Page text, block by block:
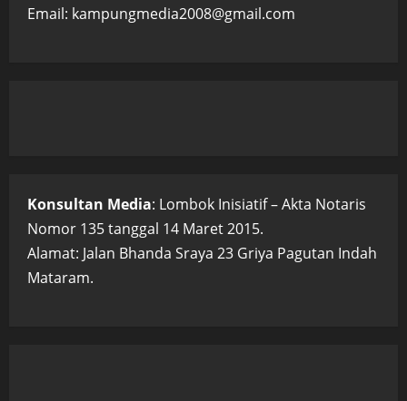
Email: kampungmedia2008@gmail.com
Konsultan Media: Lombok Inisiatif – Akta Notaris
Nomor 135 tanggal 14 Maret 2015.
Alamat: Jalan Bhanda Sraya 23 Griya Pagutan Indah
Mataram.